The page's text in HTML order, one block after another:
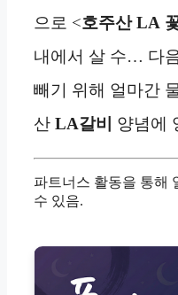
으로 <호주산 LA
내에서 살 수… 다
빼기 위해 얼마간
산 LA갈비 양념에
파트너스 활동을 통해
수 있음.